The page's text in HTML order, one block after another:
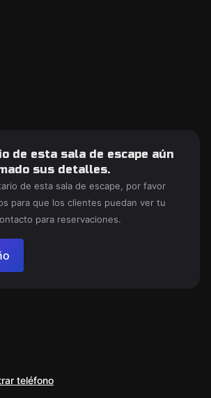
de esta sala de escape aún
sus detalles.
de esta sala de escape, por favor
para que los clientes puedan ver tu
para reservaciones.
teléfono